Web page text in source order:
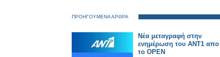
ΠΡΟΗΓΟΥΜΕΝΑ ΑΡΘΡΑ
Νέα μεταγραφή στην
ενημέρωση του ΑΝΤ1 απο
το OPEN